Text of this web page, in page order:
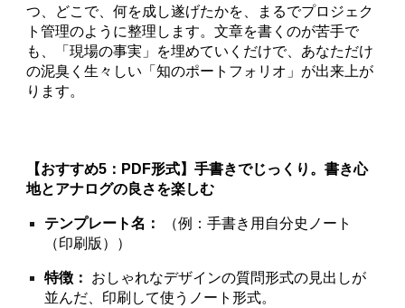
つ、どこで、何を成し遂げたかを、まるでプロジェク
ト管理のように整理します。文章を書くのが苦手で
も、「現場の事実」を埋めていくだけで、あなただけ
の泥臭く生々しい「知のポートフォリオ」が出来上が
ります。
【おすすめ5：PDF形式】手書きでじっくり。書き心
地とアナログの良さを楽しむ
テンプレート名：
（例：手書き用自分史ノート
（印刷版））
特徴：
おしゃれなデザインの質問形式の見出しが
並んだ、印刷して使うノート形式。